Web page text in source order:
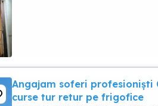
Angajam soferi profesioniști
curse tur retur pe frigofice